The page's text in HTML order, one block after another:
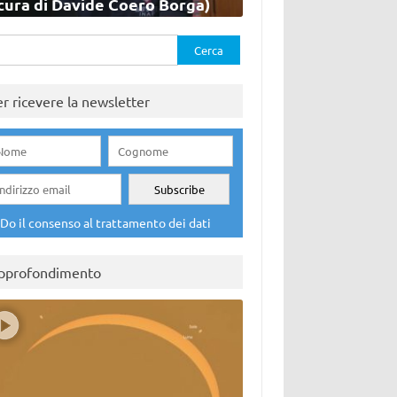
ricevere la newsletter
Do il consenso al trattamento dei dati